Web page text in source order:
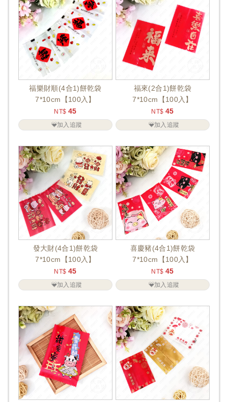
福樂財順(4合1)餅乾袋
7*10cm【100入】
NT$ 45
加入追蹤
福來(2合1)餅乾袋
7*10cm【100入】
NT$ 45
加入追蹤
發大財(4合1)餅乾袋
7*10cm【100入】
NT$ 45
加入追蹤
喜慶豬(4合1)餅乾袋
7*10cm【100入】
NT$ 45
加入追蹤